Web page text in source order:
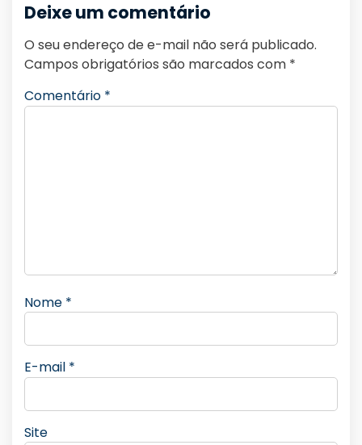
Deixe um comentário
O seu endereço de e-mail não será publicado.
Campos obrigatórios são marcados com *
Comentário *
Nome *
E-mail *
Site